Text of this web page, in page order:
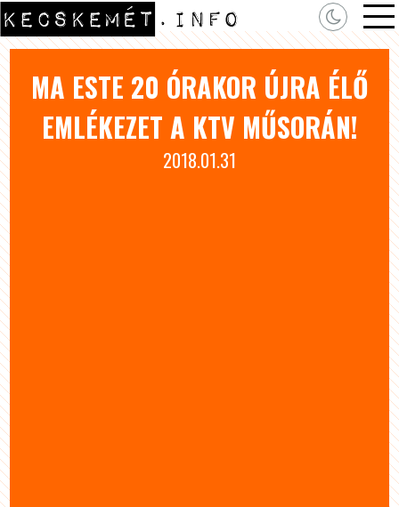
MA ESTE 20 ÓRAKOR ÚJRA ÉLŐ
EMLÉKEZET A KTV MŰSORÁN!
2018.01.31